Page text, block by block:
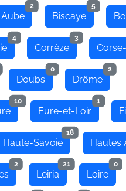
Aube
2
Biscaye
5
4
Corrèze
3
Doubs
0
Drôme
2
10
Eure-et-Loir
1
Haute-Savoie
18
Hautes
2
Leiria
21
Loire
0